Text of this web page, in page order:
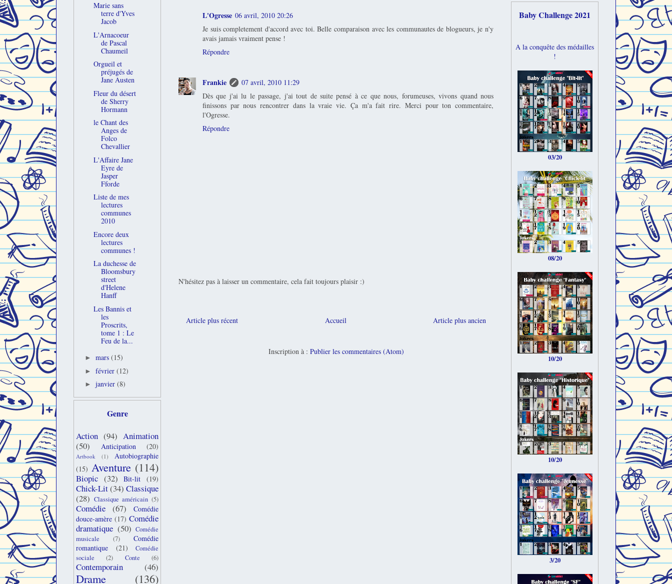
L'Ogresse 06 avril, 2010 20:26
Je suis completement d'accord avec toi. Belle comparaison avec les communautes de blogueurs, je n'y
avais jamais vraiment pense !
Répondre
Frankie
07 avril, 2010 11:29
Dès que j'ai lu le passage, j'ai tout de suite pensé à ce que nous, forumeuses, vivons quand nous
finissons par nous rencontrer dans la vraie vie. Ça m'a fait rire. Merci pour ton commentaire,
l'Ogresse.
Répondre
N'hésitez pas à laisser un commentaire, cela fait toujours plaisir :)
Article plus récent Article plus ancien
Accueil
Inscription à : Publier les commentaires (Atom)
Marie sans
terre d'Yves
Jacob
L'Arnacoeur
de Pascal
Chaumeil
Orgueil et
préjugés de
Jane Austen
Fleur du désert
de Sherry
Hormann
le Chant des
Anges de
Folco
Chevallier
L'Affaire Jane
Eyre de
Jasper
Fforde
Liste de mes
lectures
communes
2010
Encore deux
lectures
communes !
La duchesse de
Bloomsbury
street
d'Helene
Hanff
Les Bannis et
les
Proscrits,
tome 1 : Le
Feu de la...
► mars (15)
► février (12)
► janvier (8)
Genre
Action (94) Animation
(50)
Anticipation (20)
Artbook (1)
Autobiographie
(15) Aventure (114)
Biopic (32) Bit-lit (19)
Chick-Lit(34) Classique
(28) Classique américain (5)
Comédie (67)
Comédie
douce-amère (17) Comédie
dramatique (50) Comédie
musicale
(7)
Comédie
romantique
(21)
Comédie
sociale
(2) Conte (6)
Contemporain (46)
Drame (136)
Baby Challenge 2021
A la conquête des médailles
!
03/20
08/20
10/20
10/20
3/20